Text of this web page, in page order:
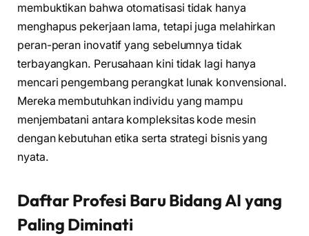
membuktikan bahwa otomatisasi tidak hanya
menghapus pekerjaan lama, tetapi juga melahirkan
peran-peran inovatif yang sebelumnya tidak
terbayangkan. Perusahaan kini tidak lagi hanya
mencari pengembang perangkat lunak konvensional.
Mereka membutuhkan individu yang mampu
menjembatani antara kompleksitas kode mesin
dengan kebutuhan etika serta strategi bisnis yang
nyata.
Daftar Profesi Baru Bidang AI yang
Paling Diminati